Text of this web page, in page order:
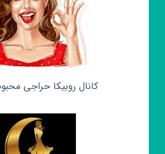
کانال روبیکا حراجی